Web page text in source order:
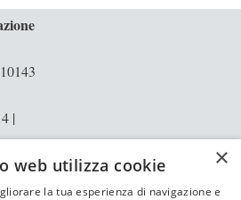
|
TO -
×
web utilizza cookie
la tua esperienza di navigazione e